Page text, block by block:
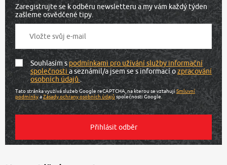
Zaregistrujte se k odběru newsletteru a my vám každý týden
zašleme osvědčené tipy.
Souhlasím spodmínkami pro užívání služby informační
společnostia seznámil/a jsem se s informací ozpracování
osobních údajů.
Tato stránka využívá služeb Google reCAPTCHA, na kterou se vztahujíSmluvní
podmínkyaZásady ochrany osobních údajů společnosti Google.